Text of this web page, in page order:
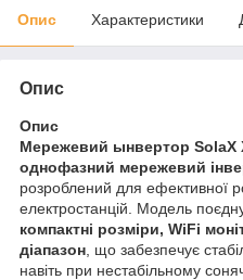
Опис Характеристики
Опис
Опис
Мережевий ынвертор SolaX
однофазний мережевий
розроблений для ефективної
електростанцій. Модель
компактні розміри, WiFi
діапазон , що забезпечує
навіть при нестабільному